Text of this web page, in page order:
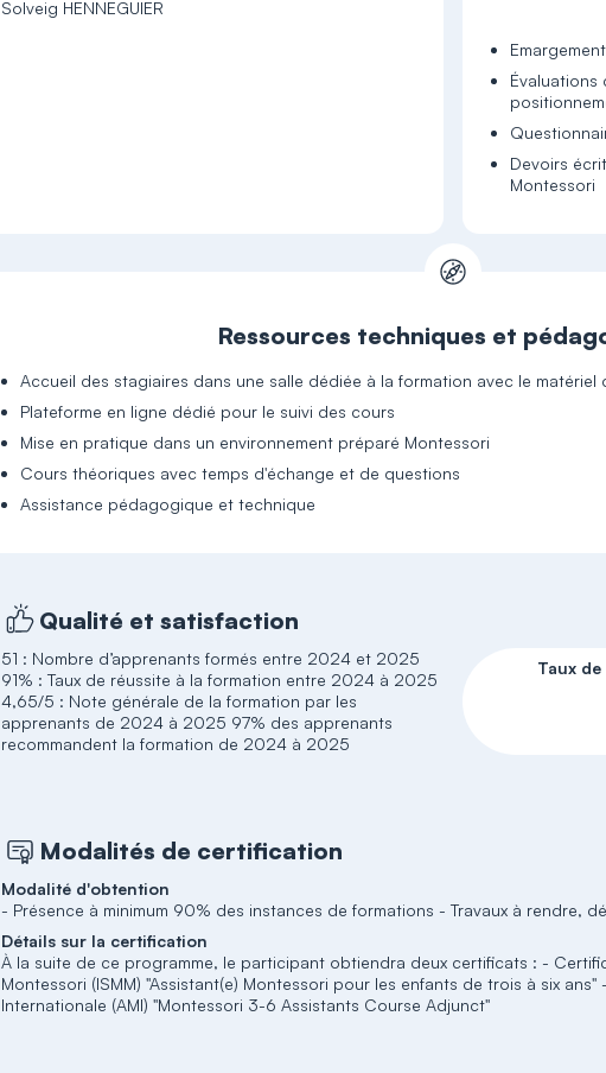
Solveig HENNEGUIER
Devoirs
Montessori
Ressources techniques et
Accueil des stagiaires dans une salle dédiée à la formation avec le matériel
Plateforme en ligne dédié pour le suivi des cours
Mise en pratique dans un environnement préparé Montessori
Cours théoriques avec temps d'échange et de questions
Assistance pédagogique et technique
Qualité et satisfaction
51 : Nombre d’apprenants formés entre 2024 et 2025
91% : Taux de réussite à la formation entre 2024 à 2025
4,65/5 : Note générale de la formation par les
apprenants de 2024 à 2025 97% des apprenants
recommandent la formation de 2024 à 2025
Taux
Modalités de certification
Modalité d'obtention
- Présence à minimum 90% des instances de formations - Travaux à rendre,
Détails sur la certification
À la suite de ce programme, le participant obtiendra deux certificats : -
Montessori (ISMM) "Assistant(e) Montessori pour les enfants de trois à six
Internationale (AMI) "Montessori 3-6 Assistants Course Adjunct"